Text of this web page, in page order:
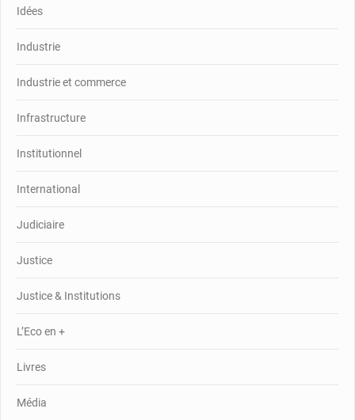
Idées
Industrie
Industrie et commerce
Infrastructure
Institutionnel
International
Judiciaire
Justice
Justice & Institutions
L’Eco en +
Livres
Média